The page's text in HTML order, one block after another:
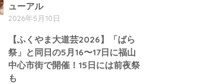
ューアル
2026年5月10日
【ふくやま大道芸2026】「ばら
祭」と同日の5月16〜17日に福山
中心市街で開催！15日には前夜祭
も